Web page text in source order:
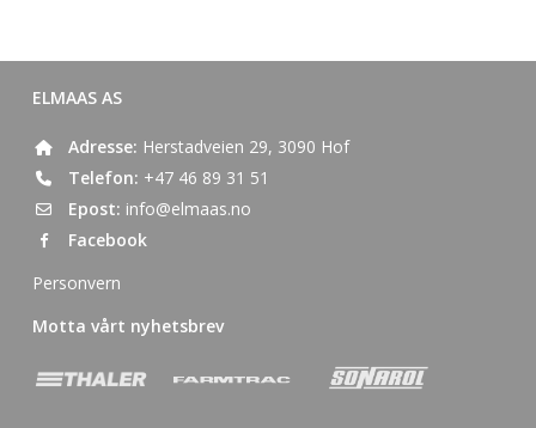
ELMAAS AS
Adresse: Herstadveien 29, 3090 Hof
Telefon: +47 46 89 31 51
Epost: info@elmaas.no
Facebook
Personvern
Motta vårt nyhetsbrev